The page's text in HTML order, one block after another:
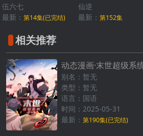
伍六七
最新： 第14集(已完结)
仙逆
最新：第152集
相关推荐
动态漫画·末世超级系
别名：暂无
类型：暂无
语言：国语
时间：2025-05-31
最新： 第190集(已完结)